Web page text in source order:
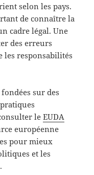
selon les pays.
de connaître la
cadre légal. Une
des erreurs
les responsabilités
sur des
leEUDA
européenne
pour mieux
et les